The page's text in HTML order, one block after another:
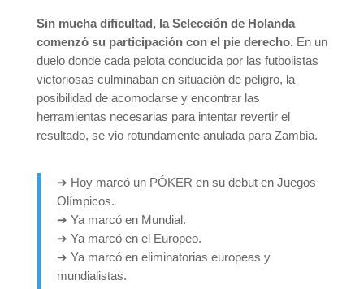
Sin mucha dificultad, la Selección de Holanda
comenzó su participación con el pie derecho. En un
duelo donde cada pelota conducida por las futbolistas
victoriosas culminaban en situación de peligro, la
posibilidad de acomodarse y encontrar las
herramientas necesarias para intentar revertir el
resultado, se vio rotundamente anulada para Zambia.
➔ Hoy marcó un PÓKER en su debut en Juegos
Olímpicos.
➔ Ya marcó en Mundial.
➔ Ya marcó en el Europeo.
➔ Ya marcó en eliminatorias europeas y
mundialistas.